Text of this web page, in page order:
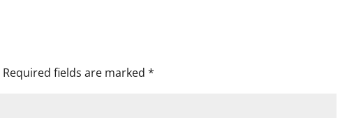
Required fields are marked*